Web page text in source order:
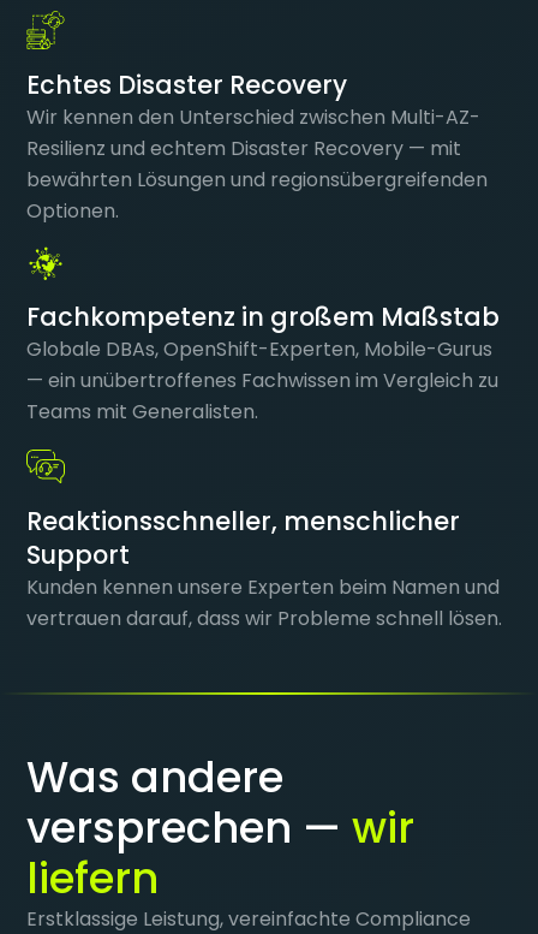
Echtes Disaster Recovery
Wir kennen den Unterschied zwischen Multi-AZ-
Resilienz und echtem Disaster Recovery — mit
bewährten Lösungen und regionsübergreifenden
Optionen.
Fachkompetenz in großem Maßstab
Globale DBAs, OpenShift-Experten, Mobile-Gurus
— ein unübertroffenes Fachwissen im Vergleich zu
Teams mit Generalisten.
Reaktionsschneller, menschlicher
Support
Kunden kennen unsere Experten beim Namen und
vertrauen darauf, dass wir Probleme schnell lösen.
Was andere
versprechen —wir
liefern
Erstklassige Leistung, vereinfachte Compliance